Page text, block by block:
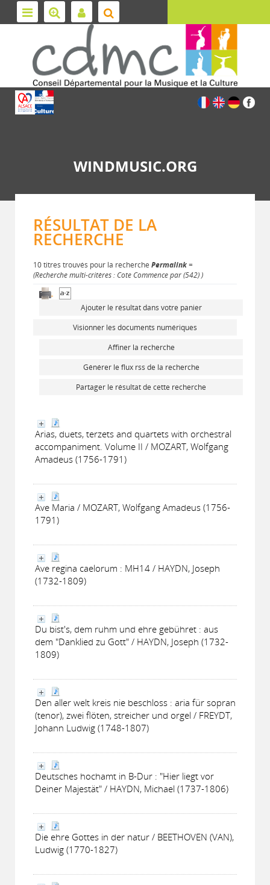
WINDMUSIC.ORG
RÉSULTAT DE LA
RECHERCHE
10 titres trouvés pour la recherche Permalink=
(Recherche multi-critères : Cote Commence par (542) )
Ajouter le résultat dans votre panier
Visionner les documents numériques
Affiner la recherche
Générer le flux rss de la recherche
Partager le résultat de cette recherche
Arias, duets, terzets and quartets with orchestral
accompaniment. Volume II / MOZART, Wolfgang
Amadeus (1756-1791)
Ave Maria / MOZART, Wolfgang Amadeus (1756-
1791)
Ave regina caelorum : MH14 / HAYDN, Joseph
(1732-1809)
Du bist's, dem ruhm und ehre gebühret : aus
dem "Danklied zu Gott" / HAYDN, Joseph (1732-
1809)
Den aller welt kreis nie beschloss : aria für sopran
(tenor), zwei flöten, streicher und orgel / FREYDT,
Johann Ludwig (1748-1807)
Deutsches hochamt in B-Dur : "Hier liegt vor
Deiner Majestät" / HAYDN, Michael (1737-1806)
Die ehre Gottes in der natur / BEETHOVEN (VAN),
Ludwig (1770-1827)